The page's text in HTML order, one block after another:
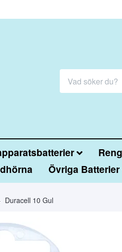
Övriga Batterier
Duracell 10 Gul